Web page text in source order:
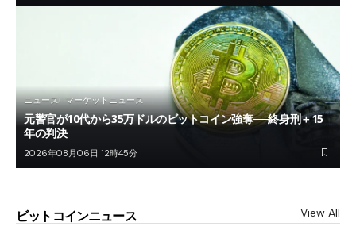
ニュース マーケットニュース
元警官が10代から35万ドルのビットコイン強奪──終身刑＋15
年の判決
2026年08月06日 12時45分
ビットコインニュース View All